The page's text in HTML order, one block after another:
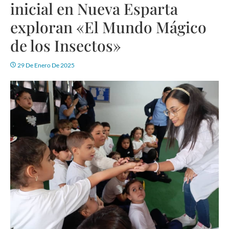
inicial en Nueva Esparta
exploran «El Mundo Mágico
de los Insectos»
29 De Enero De 2025